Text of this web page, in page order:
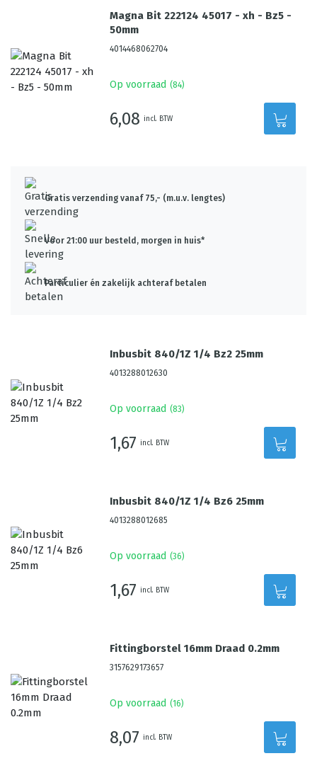
Magna Bit 222124 45017 - xh - Bz5 -
50mm
4014468062704
Op voorraad (84)
6,08 incl. BTW
Gratis verzending vanaf 75,- (m.u.v. lengtes)
Voor 21:00 uur besteld, morgen in huis*
Particulier én zakelijk achteraf betalen
Inbusbit 840/1Z 1/4 Bz2 25mm
4013288012630
Op voorraad (83)
1,67 incl. BTW
Inbusbit 840/1Z 1/4 Bz6 25mm
4013288012685
Op voorraad (36)
1,67 incl. BTW
Fittingborstel 16mm Draad 0.2mm
3157629173657
Op voorraad (16)
8,07 incl. BTW